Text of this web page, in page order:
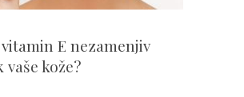
E nezamenjiv
vaše kože?